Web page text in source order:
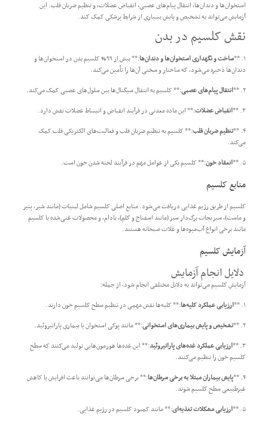
استخوان‌ها و دندان‌ها، انتقال پیام‌های عصبی، انقباض عضلات، و تنظیم ضربان قلب. این
آزمایش می‌تواند به تشخیص و پایش بسیاری از شرایط پزشکی کمک کند.
نقش کلسیم در بدن
۱. ** ساخت و نگهداری استخوان‌ها و دندان‌ها
:** بیش از ۹۹% کلسیم بدن در استخوان‌ها و
دندان‌ها ذخیره می‌شود، که ساختار و سختی آن‌ها را تأمین می‌کند.
۲. **
انتقال پیام‌های عصبی:** کلسیم به انتقال سیگنال‌ها بین سلول‌های عصبی کمک می‌کند.
۳. **
انقباض عضلات:** این ماده معدنی در فرآیند انقباض و انبساط عضلات نقش دارد.
۴. **
تنظیم ضربان قلب:** کلسیم به تنظیم ضربان قلب و فعالیت‌های الکتریکی قلب کمک
می‌کند.
۵. **
انعقاد خون:** کلسیم یکی از عوامل مهم در فرآیند لخته شدن خون است.
منابع کلسیم
کلسیم از طریق رژیم غذایی دریافت می‌شود. منابع اصلی کلسیم شامل لبنیات (مانند شیر، پنیر
و ماست)، سبزیجات برگ‌دار سبز (مانند اسفناج و کلم)، بادام، و محصولات غنی‌شده با کلسیم
مانند برخی انواع آب‌میوه‌ها و غلات صبحانه هستند.
آزمایش کلسیم
دلایل انجام آزمایش
آزمایش کلسیم می‌تواند به دلایل مختلفی انجام شود، از جمله:
۱. **
ارزیابی عملکرد کلیه‌ها:** کلیه‌ها نقش مهمی در تنظیم سطح کلسیم خون دارند.
۲. **
تشخیص و پایش بیماری‌های استخوانی:** مانند پوکی استخوان یا بیماری پاراتیروئید.
۳. **
ارزیابی عملکرد غده‌های پاراتیروئید:** این غده‌ها هورمون‌هایی تولید می‌کنند که سطح
کلسیم خون را تنظیم می‌کنند.
۴. **
پایش بیماران مبتلا به برخی سرطان‌ها:** برخی سرطان‌ها می‌توانند باعث افزایش یا کاهش
غیرطبیعی سطح کلسیم شوند.
۵. **
ارزیابی مشکلات تغذیه‌ای:** مانند کمبود کلسیم در رژیم غذایی.